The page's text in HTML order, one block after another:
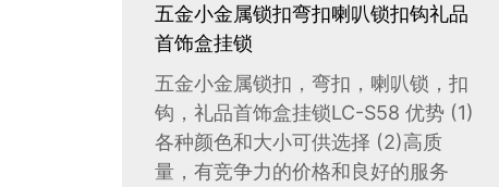
五金小金属锁扣弯扣喇叭锁扣钩礼品
首饰盒挂锁
五金小金属锁扣，弯扣，喇叭锁，扣
钩，礼品首饰盒挂锁LC-S58 优势 (1)
各种颜色和大小可供选择 (2)高质
量，有竞争力的价格和良好的服务